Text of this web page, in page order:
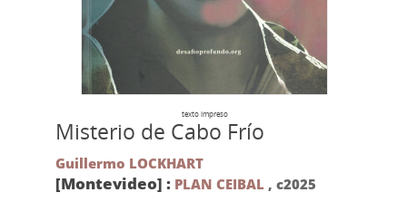
texto impreso
Misterio de Cabo Frío
Guillermo LOCKHART
[Montevideo] : PLAN CEIBAL , c2025